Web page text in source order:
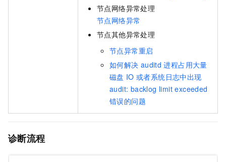
节点网络异常处理
节点网络异常
节点其他异常处理
节点异常重启
如何解决 auditd 进程占用大量
磁盘 IO 或者系统日志中出现
audit: backlog limit exceeded
错误的问题
诊断流程